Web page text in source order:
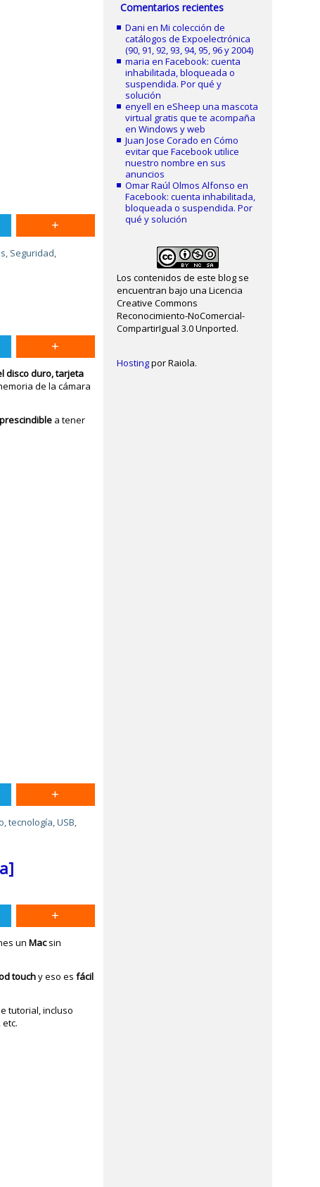
, Seguridad,
disco duro, tarjeta
de la cámara
a tener
,tecnología,USB,
unMacsin
touchy eso esfácil
tutorial, incluso
Comentarios recientes
Dani enMi colección de
catálogos de Expoelectrónica
(90, 91, 92, 93, 94, 95, 96 y 2004)
maria enFacebook: cuenta
inhabilitada, bloqueada o
suspendida. Por qué y
solución
enyell eneSheep una mascota
virtual gratis que te acompaña
en Windows y web
Juan Jose Corado enCómo
evitar que Facebook utilice
nuestro nombre en sus
anuncios
Omar Raúl Olmos Alfonso en
Facebook: cuenta inhabilitada,
bloqueada o suspendida. Por
qué y solución
Los contenidos de este blog se
encuentran bajo una Licencia
Creative Commons
Reconocimiento-NoComercial-
CompartirIgual 3.0 Unported.
Hostingpor Raiola.